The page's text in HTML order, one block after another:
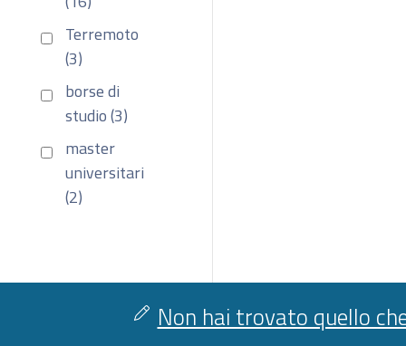
Terremoto
(3)
borse di
studio (3)
master
universitari
(2)
Non hai trovato quello